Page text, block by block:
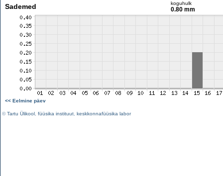
Sademed koguhulk
0.80 mm
<< Eelmine päev
©Tartu Ülikool füüsika instituut keskkonnafüüsika labor